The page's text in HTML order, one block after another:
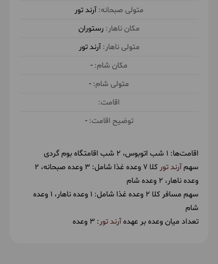
(نخل و نرگس)
4
بعد از صرف صبحانه طبس را ترک می‌کنیم و به دیدار
تپه رملهای روان حلوان خواهیم رفت. سپس به روستای
خور می‌رویم. ناهار را نوش جان می‌کنیم و با خاطراتی
حدود 1 ساعت پیاده روی در طبیعت
ناهار در رستوران توسط آرند تور
آرند تور
رستوران
آرند تور
-
-
-
اقامت‌ها: 1 شب اتوبوس
2 شب اقامتگاه بوم گردی
سهمآرند تور کلا 7 وعده غذا شامل: 3 وعده صبحانه
2
وعده ناهار 2 وعده شام
سهم مسافر کلا 2 وعده غذا شامل:
1 وعده ناهار
1 وعده
شام
تعداد میان وعده بر عهدهآرند تور: 3 وعده